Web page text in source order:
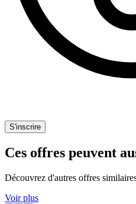
S'inscrire
Ces offres peuvent
Découvrez d'autres offres
Voir plus